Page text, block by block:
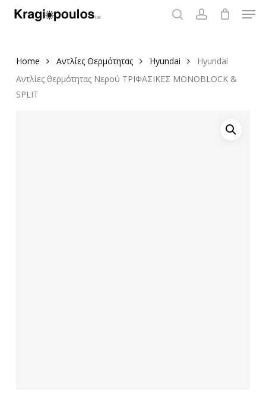
Skip
Home Αντλίες Θερμότητας Hyundai
Hyundai
Αντλίες θερμότητας Νερού ΤΡΙΦΑΣΙΚΕΣ MONOBLOCK &
SPLIT